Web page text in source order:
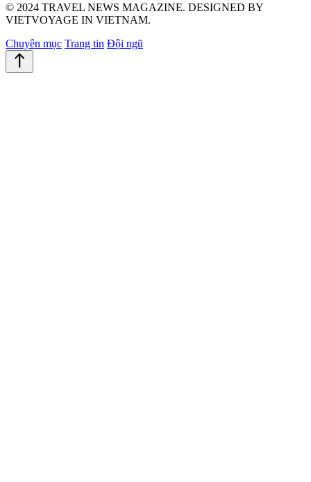
© 2024 TRAVEL NEWS MAGAZINE. DESIGNED BY
VIETVOYAGE IN VIETNAM.
Chuyên mục Trang tin Đội ngũ
north